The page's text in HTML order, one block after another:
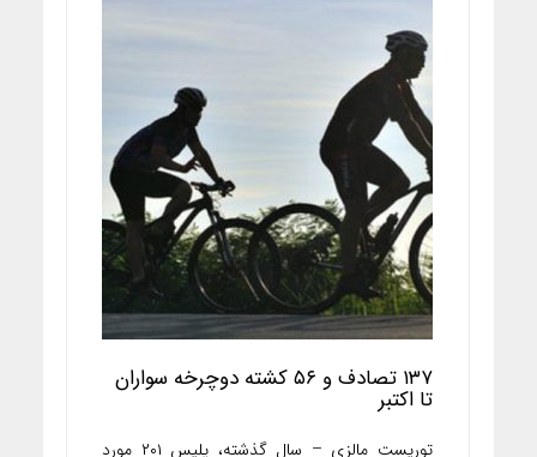
۱۳۷ تصادف و ۵۶ کشته دوچرخه سواران
تا اکتبر
توریست مالزی – سال گذشته، پلیس ۲۰۱ مورد